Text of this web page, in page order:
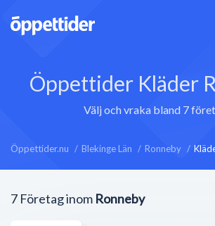
Öppettider Kläder
Välj och vraka bland 7
Öppettider.nu Blekinge Län Ronneby
7 Företag inom Ronneby